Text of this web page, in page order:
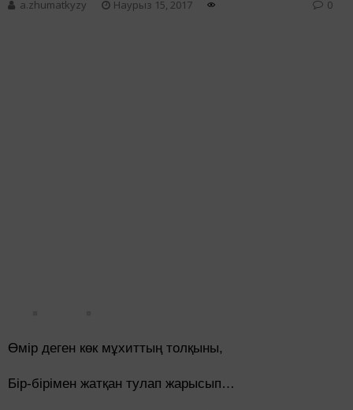
a.zhumatkyzy Наурыз 15, 2017 0
Өмір деген көк мұхиттың толқыны,
Бір-бірімен жатқан тулап жарысып…